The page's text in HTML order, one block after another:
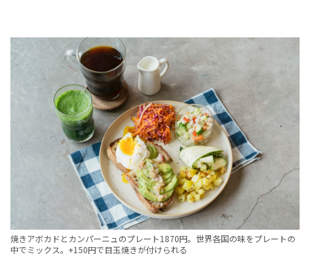
焼きアボカドとカンパーニュのプレート1870円。世界各国の味をプレートの
中でミックス。+150円で目玉焼きが付けられる